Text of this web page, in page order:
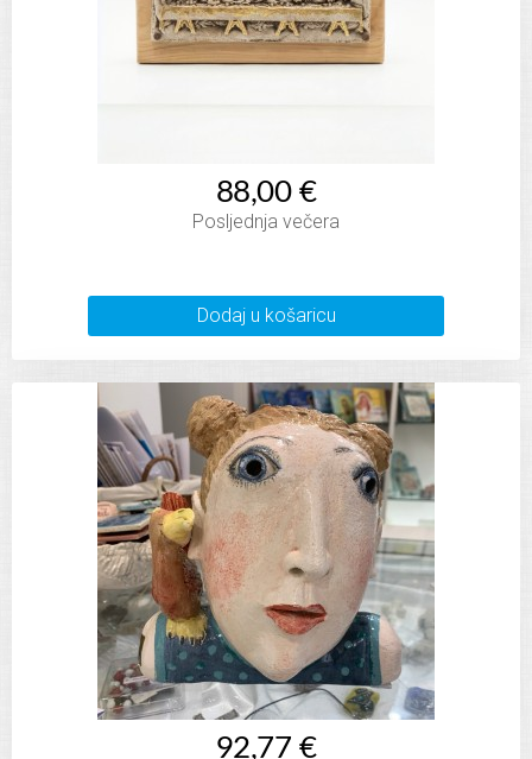
88,00 €
Posljednja večera
Dodaj u košaricu
92,77 €